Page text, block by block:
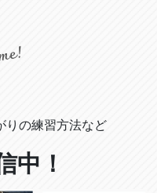
りの練習方法など
中！